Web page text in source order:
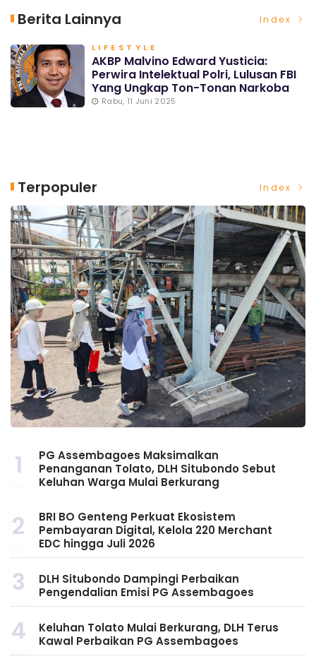
Berita Lainnya Index
LIFESTYLE
AKBP Malvino Edward Yusticia:
Perwira Intelektual Polri, Lulusan FBI
Yang Ungkap Ton-Tonan Narkoba
Rabu, 11 Juni 2025
Terpopuler Index
1
PG Assembagoes Maksimalkan
Penanganan Tolato, DLH Situbondo Sebut
Keluhan Warga Mulai Berkurang
2
BRI BO Genteng Perkuat Ekosistem
Pembayaran Digital, Kelola 220 Merchant
EDC hingga Juli 2026
3
DLH Situbondo Dampingi Perbaikan
Pengendalian Emisi PG Assembagoes
4
Keluhan Tolato Mulai Berkurang, DLH Terus
Kawal Perbaikan PG Assembagoes